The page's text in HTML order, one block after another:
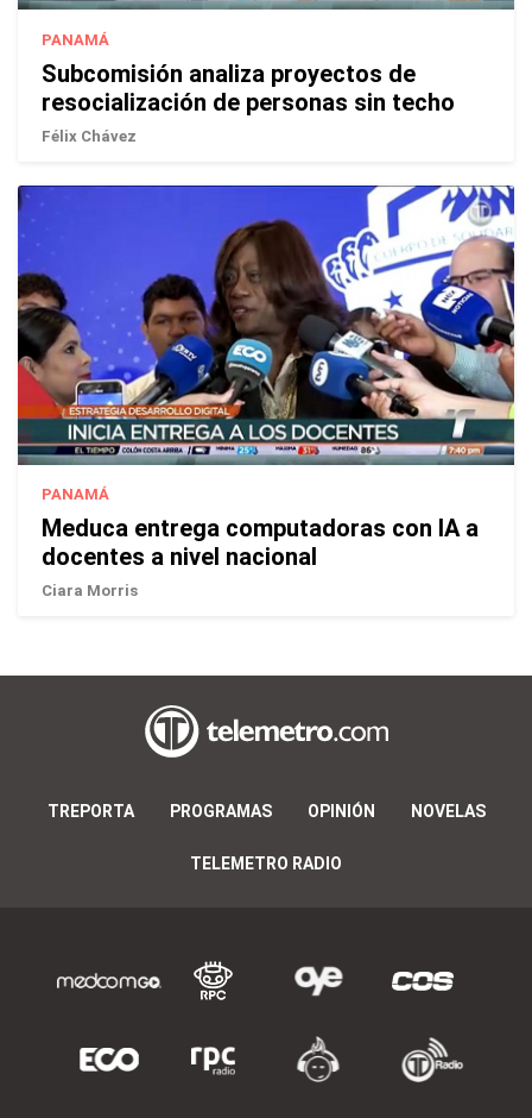
PANAMÁ
Subcomisión analiza proyectos de
resocialización de personas sin techo
Félix Chávez
PANAMÁ
Meduca entrega computadoras con IA a
docentes a nivel nacional
Ciara Morris
TREPORTA PROGRAMAS OPINIÓN NOVELAS
TELEMETRO RADIO